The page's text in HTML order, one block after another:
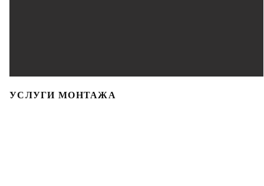
УСЛУГИ МОНТАЖА